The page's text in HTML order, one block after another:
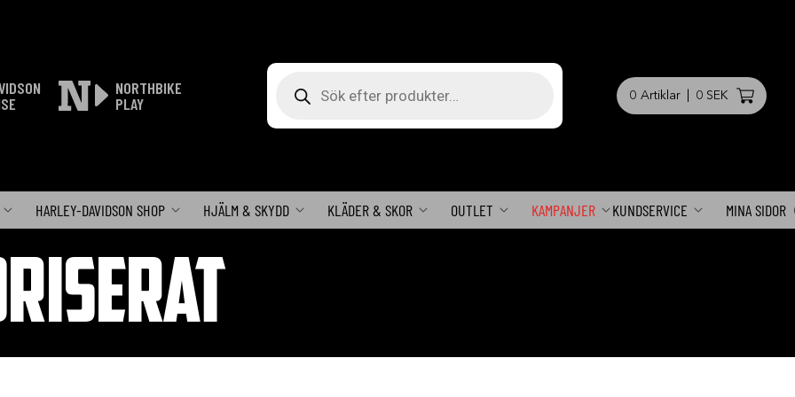
NORTHBIKE
PLAY
0 Artiklar 0 SEK
HARLEY-DAVIDSON SHOP HJÄLM & SKYDD KLÄDER & SKOR OUTLET KAMPANJER KUNDSERVICE MINA SIDOR